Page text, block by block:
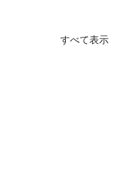
すべて表示